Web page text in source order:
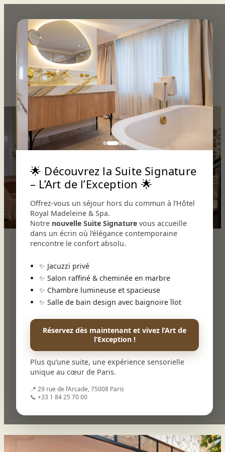
contenu
🌟 Découvrez la Suite Signature
– L’Art de l’Exception 🌟
Offrez-vous un séjour hors du commun à l’Hôtel
Royal Madeleine & Spa.
Notre nouvelle Suite Signature vous accueille
dans un écrin où l’élégance contemporaine
rencontre le confort absolu.
✨ Jacuzzi privé
✨ Salon raffiné & cheminée en marbre
✨ Chambre lumineuse et spacieuse
✨ Salle de bain design avec baignoire îlot
Réservez dès maintenant et vivez l’Art de
l’Exception !
Plus qu’une suite, une expérience sensorielle
unique au cœur de Paris.
📍 29 rue de l’Arcade, 75008 Paris
📞 +33 1 84 25 70 00
Réserver
Restaurant
Le bar
Événements
L’UNIVERSLE DESIGN INFORMATIONS
L’univers
Plus qu’un hôtel, L’Hôtel & Spa Royal Madeleine est
un lieu de vie, une maison de famille
contemporaine à quelques pavés de l’Opéra
Dégustez la cuisine saine et contemporaine de
notre restaurant bistronomique Arboré et
savourez nos cocktails créatifs et végétaux
élaborés par nos mixologues au bar Talaé.
Profitez également de notre SPA avec piscine, salle
de massage et fitness.